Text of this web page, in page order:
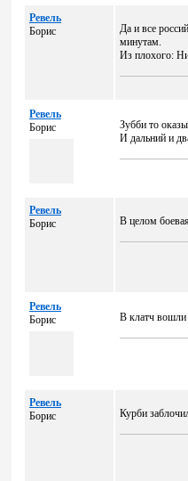
Ревель
Борис
Да и все
минутам.
Из плохого:
Ревель
Борис
Зубби то
И дальний и
Ревель
Борис
В целом
Ревель
Борис
В клатч вошли
Ревель
Борис
Курби